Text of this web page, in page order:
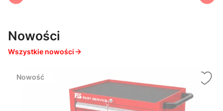
Nowości
Wszystkie nowości
Nowość